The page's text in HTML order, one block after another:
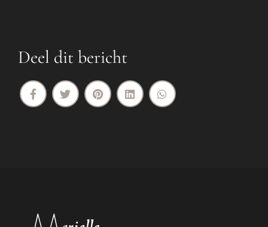
Deel dit bericht